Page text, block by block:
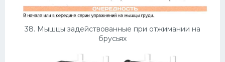
38. Мышцы задействованные при отжимании на
брусьях